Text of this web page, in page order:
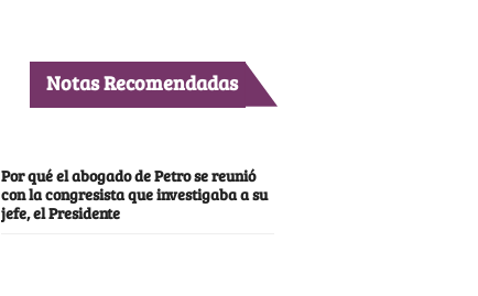
Notas Recomendadas
Por qué el abogado de Petro se reunió
con la congresista que investigaba a su
jefe, el Presidente